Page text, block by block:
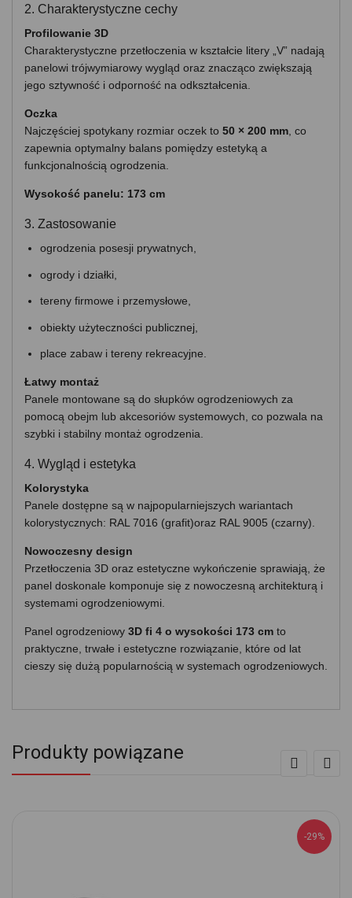
2. Charakterystyczne cechy
Profilowanie 3D
Charakterystyczne przetłoczenia w kształcie litery „V” nadają
panelowi trójwymiarowy wygląd oraz znacząco zwiększają
jego sztywność i odporność na odkształcenia.
Oczka
Najczęściej spotykany rozmiar oczek to 50 × 200 mm , co
zapewnia optymalny balans pomiędzy estetyką a
funkcjonalnością ogrodzenia.
Wysokość panelu: 173 cm
3. Zastosowanie
ogrodzenia posesji prywatnych,
ogrody i działki,
tereny firmowe i przemysłowe,
obiekty użyteczności publicznej,
place zabaw i tereny rekreacyjne.
Łatwy montaż
Panele montowane są do słupków ogrodzeniowych za
pomocą obejm lub akcesoriów systemowych, co pozwala na
szybki i stabilny montaż ogrodzenia.
4. Wygląd i estetyka
Kolorystyka
Panele dostępne są w najpopularniejszych wariantach
kolorystycznych: RAL 7016 (grafit)oraz RAL 9005 (czarny).
Nowoczesny design
Przetłoczenia 3D oraz estetyczne wykończenie sprawiają, że
panel doskonale komponuje się z nowoczesną architekturą i
systemami ogrodzeniowymi.
Panel ogrodzeniowy 3D fi 4 o wysokości 173 cm to
praktyczne, trwałe i estetyczne rozwiązanie, które od lat
cieszy się dużą popularnością w systemach ogrodzeniowych.
Produkty powiązane
-29%